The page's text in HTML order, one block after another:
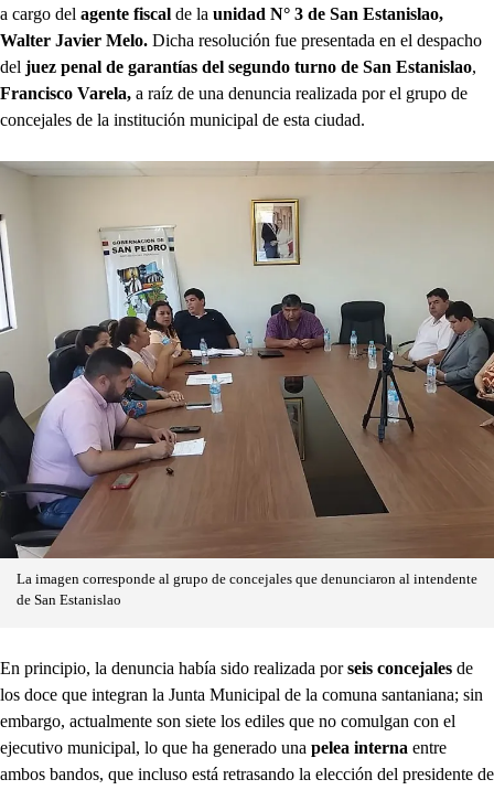
a cargo del agente fiscal de la unidad N° 3 de San Estanislao,
Walter Javier Melo. Dicha resolución fue presentada en el despacho
del juez penal de garantías del segundo turno de San Estanislao,
Francisco Varela, a raíz de una denuncia realizada por el grupo de
concejales de la institución municipal de esta ciudad.
La imagen corresponde al grupo de concejales que denunciaron al intendente
de San Estanislao
En principio, la denuncia había sido realizada porseis concejales de
los doce que integran la Junta Municipal de la comuna santaniana; sin
embargo, actualmente son siete los ediles que no comulgan con el
ejecutivo municipal, lo que ha generado una pelea interna entre
ambos bandos, que incluso está retrasando la elección del presidente de